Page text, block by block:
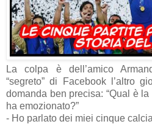
La colpa è dell’amico
“segreto” di Facebook l’altro
domanda ben precisa: “Qual è
ha emozionato?”
- Ho parlato dei miei cinque